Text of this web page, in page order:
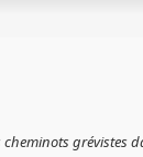
grévistes